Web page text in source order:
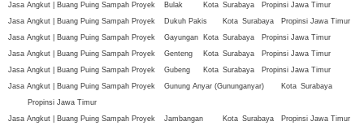
Jasa Angkut | Buang Puing Sampah Proyek
Bulak Kota Surabaya
Propinsi Jawa Timur
Jasa Angkut | Buang Puing Sampah Proyek
Dukuh Pakis Kota Surabaya
Propinsi Jawa Timur
Jasa Angkut | Buang Puing Sampah Proyek
Gayungan Kota Surabaya
Propinsi Jawa Timur
Jasa Angkut | Buang Puing Sampah Proyek
Genteng Kota Surabaya
Propinsi Jawa Timur
Jasa Angkut | Buang Puing Sampah Proyek
Gubeng Kota Surabaya
Propinsi Jawa Timur
Jasa Angkut | Buang Puing Sampah Proyek
Gunung Anyar (Gununganyar) Kota Surabaya
Propinsi Jawa Timur
Jasa Angkut | Buang Puing Sampah Proyek
Jambangan Kota Surabaya
Propinsi Jawa Timur